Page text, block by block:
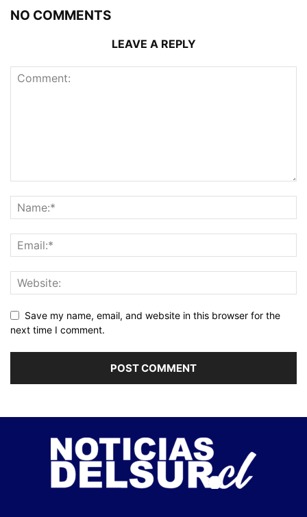
NO COMMENTS
LEAVE A REPLY
Save my name, email, and website in this browser for the
next time I comment.